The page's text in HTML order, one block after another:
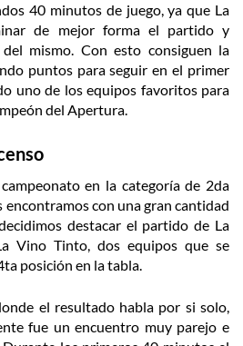
40 minutos de juego, ya que La
de mejor forma el partido y
mismo. Con esto consiguen la
puntos para seguir en el primer
uno de los equipos favoritos para
del Apertura.
en la categoría de 2da
encontramos con una gran cantidad
destacar el partido de La
Vino Tinto, dos equipos que se
posición en la tabla.
el resultado habla por si solo,
fue un encuentro muy parejo e